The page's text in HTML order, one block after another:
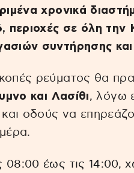
χρονικά
περιοχές σε όλη την
συντήρησης
ρεύματος θα
και Λασίθι, λόγω
οδούς να
08:00 έως τις 14:00,